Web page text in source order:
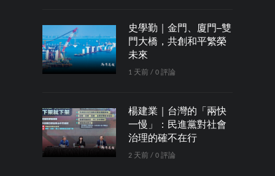
史學勤｜金門、廈門─雙
門大橋，共創和平繁榮
未來
1 天前 / 0 評論
楊建業｜台灣的「兩快
一慢」：民進黨對社會
治理的確不在行
2 天前 / 0 評論